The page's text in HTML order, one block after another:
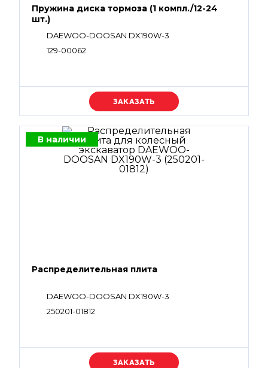
Пружина диска тормоза (1 компл./12-24
шт.)
DAEWOO-DOOSAN DX190W-3
129-00062
Уточняйте цену
В наличии
Распределительная плита
DAEWOO-DOOSAN DX190W-3
250201-01812
Уточняйте цену